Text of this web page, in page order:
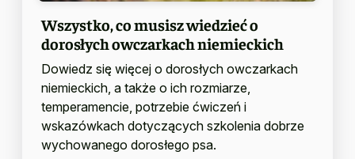
Wszystko, co musisz wiedzieć o
dorosłych owczarkach niemieckich
Dowiedz się więcej o dorosłych owczarkach
niemieckich, a także o ich rozmiarze,
temperamencie, potrzebie ćwiczeń i
wskazówkach dotyczących szkolenia dobrze
wychowanego dorosłego psa.